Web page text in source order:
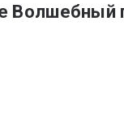
Волшебный